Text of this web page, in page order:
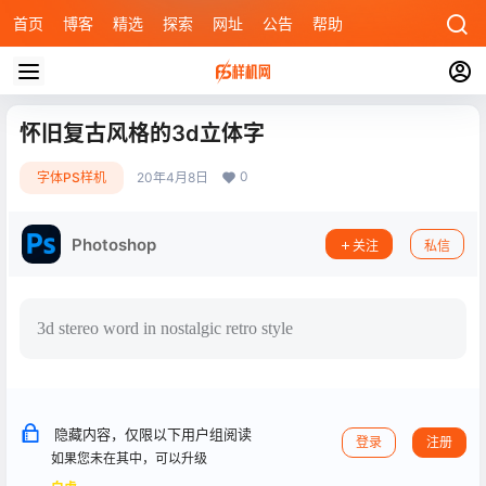
首页 博客 精选 探索 网址 公告 帮助
怀旧复古风格的3d立体字
字体PS样机 20年4月8日 0
Photoshop 关注 私信
3d stereo word in nostalgic retro style
隐藏内容，仅限以下用户组阅读
如果您未在其中，可以升级
登录 注册